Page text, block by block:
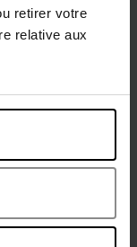
retirer votre
relative aux
des clients